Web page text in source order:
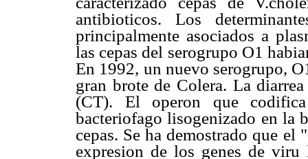
antibioticos. Los
principalmente asociados a
las cepas del serogrupo O1
En 1992, un nuevo serogrupo,
gran brote de Colera. La
(CT). El operon que
bacteriofago lisogenizado en la
cepas. Se ha demostrado que
expresion de los genes de